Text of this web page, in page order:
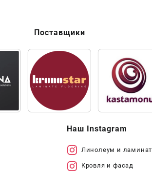
Поставщики
Наш Instagram
Линолеум и ламинат
Кровля и фасад